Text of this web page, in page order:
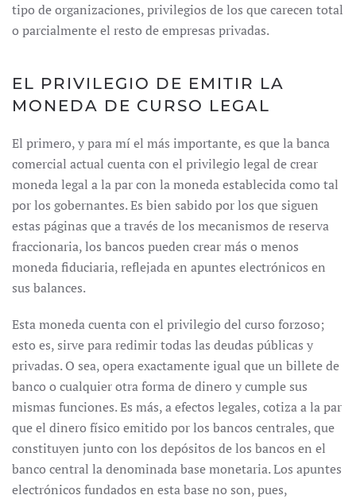
tipo de organizaciones, privilegios de los que carecen total
o parcialmente el resto de empresas privadas.
EL PRIVILEGIO DE EMITIR LA
MONEDA DE CURSO LEGAL
El primero, y para mí el más importante, es que la banca
comercial actual cuenta con el privilegio legal de crear
moneda legal a la par con la moneda establecida como tal
por los gobernantes. Es bien sabido por los que siguen
estas páginas que a través de los mecanismos de reserva
fraccionaria, los bancos pueden crear más o menos
moneda fiduciaria, reflejada en apuntes electrónicos en
sus balances.
Esta moneda cuenta con el privilegio del curso forzoso;
esto es, sirve para redimir todas las deudas públicas y
privadas. O sea, opera exactamente igual que un billete de
banco o cualquier otra forma de dinero y cumple sus
mismas funciones. Es más, a efectos legales, cotiza a la par
que el dinero físico emitido por los bancos centrales, que
constituyen junto con los depósitos de los bancos en el
banco central la denominada base monetaria. Los apuntes
electrónicos fundados en esta base no son, pues,